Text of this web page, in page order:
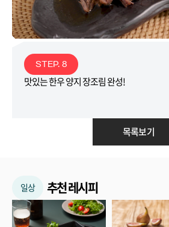
STEP. 8
맛있는 한우 양지 장조림 완성!
목록보기
일상 추천 레시피